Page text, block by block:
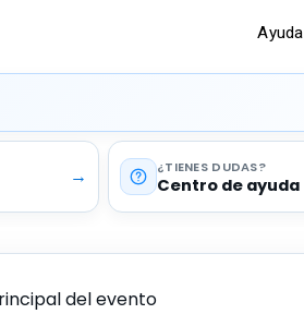
Ayuda
→ ¿TIENES DUDAS
Centro de ayuda